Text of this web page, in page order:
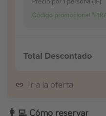
Ir a la oferta
👩‍💻 Cómo reservar